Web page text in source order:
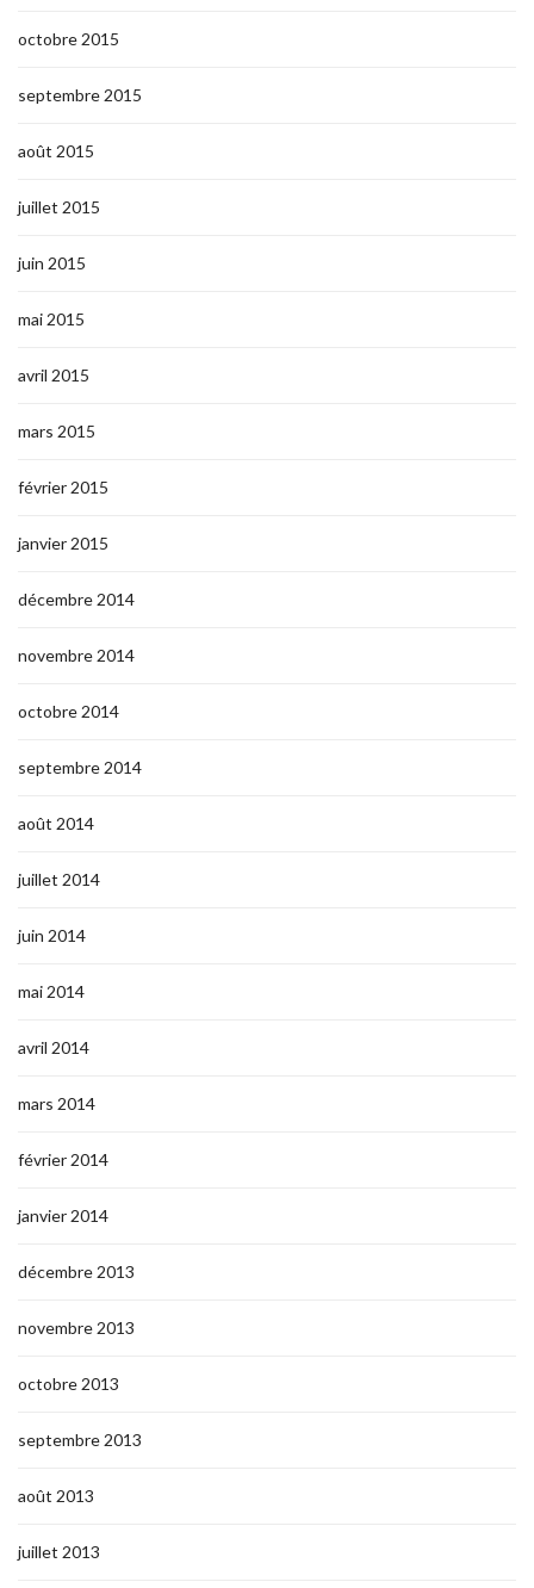
octobre 2015
septembre 2015
août 2015
juillet 2015
juin 2015
mai 2015
avril 2015
mars 2015
février 2015
janvier 2015
décembre 2014
novembre 2014
octobre 2014
septembre 2014
août 2014
juillet 2014
juin 2014
mai 2014
avril 2014
mars 2014
février 2014
janvier 2014
décembre 2013
novembre 2013
octobre 2013
septembre 2013
août 2013
juillet 2013